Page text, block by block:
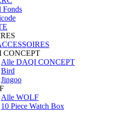
Fonds
CONCEPT
Alle DAQI CONCEPT
Bird
Jingoo
Alle WOLF
10 Piece Watch Box